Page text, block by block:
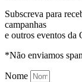
Subscreva para
campanhas
e outros eventos da
*Não enviamos
Nome